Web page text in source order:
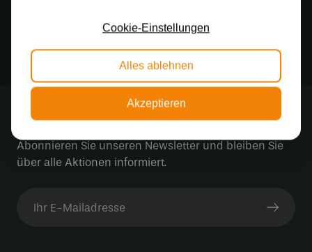
Sichere Zahlung im Anschluss mit Klarna
Stay up to date
Abonnieren Sie unseren Newsletter und bleiben Sie
über alle Aktionen informiert.
Cookie-Einstellungen
Alles ablehnen
Akzeptieren